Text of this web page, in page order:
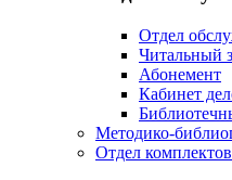
Отдел
Читальный
Абонемент
Кабинет
Методико-
Отдел